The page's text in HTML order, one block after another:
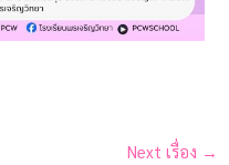
Next เรื่อง →